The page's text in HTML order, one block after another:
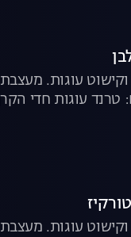
וקישוט עוגות.
עוגות חדי
וקישוט עוגות.